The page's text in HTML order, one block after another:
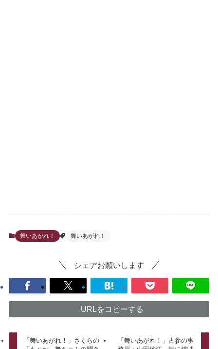
舞いあがれ！ 舞いあがれ！
シェアお願いします
URLをコピーする
「舞いあがれ！」さくらの
「舞いあがれ！」古参の事